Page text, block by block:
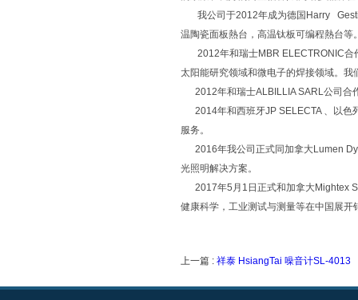
我公司于2012年成为德国Harry
温陶瓷面板熱台，高温钛板可编程熱台
2012年和瑞士MBR ELECTRONIC合
太阳能研究领域和微电子的焊接领域。
2012年和瑞士ALBILLIA SARL公司合
2014年和西班牙JP SELECTA 、以色
服务。
2016年我公司正式同加拿大Lumen
光照明解决方案。
2017年5月1日正式和加拿大Mightex
健康科学，工业测试与测量等在中国展开
上一篇 : 祥泰 HsiangTai 噪音计SL-4013